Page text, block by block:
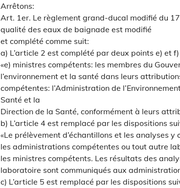
Arrêtons:
Art. 1er. Le règlement grand-ducal modifié du
qualité des eaux de baignade est modifié
et complété comme suit:
a) L’article 2 est complété par deux points e) et
«e) ministres compétents: les membres du
l’environnement et la santé dans leurs
compétentes: l’Administration de
Santé et la
Direction de la Santé, conformément à leurs
b) L’article 4 est remplacé par les dispositions
«Le prélèvement d’échantillons et les analyses
les administrations compétentes ou tout autre
les ministres compétents. Les résultats des
laboratoire sont communiqués aux
c) L’article 5 est remplacé par les dispositions